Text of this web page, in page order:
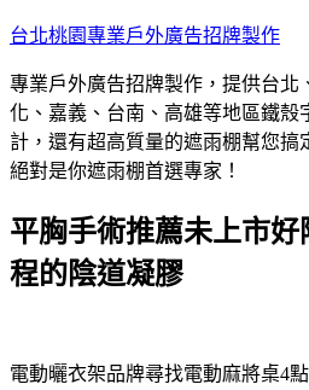
跳
主
要
內
容
台北桃園專業戶外廣告招牌製作
專業戶外廣告招牌製作，提供台北
化、嘉義、台南、高雄等地區鐵殼
計，還有超高質量的遮雨棚幫您搞
絕對是你遮雨棚首選專家！
平胸手術推薦未上市
程的陰道凝膠
電動曬衣架品牌尋找電動麻將桌4